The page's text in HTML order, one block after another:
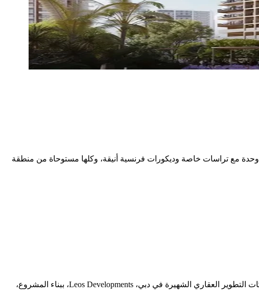
يقدم مشروع Weybridge Gardens 2 Provence Edition السكني المكون من 17 طابقًا في دبي لاند أسلوب حياة عصريًا. فهو يوفر 288 وحدة مع تراسات خاصة وديكورات فرنسية أنيقة، وكلها مستوحاة من منطقة
سيتم قريبًا تشييد المجمع السكني المكون من 17 طابقًا، Weybridge Gardens 2 Provence Edition في دبي لاند، دبي. تقوم إحدى شركات التطوير العقاري الشهيرة في دبي، Leos Developments، ببناء المشروع،